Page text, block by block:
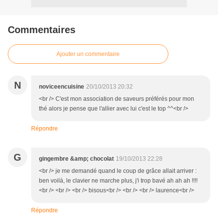
Commentaires
Ajouter un commentaire
N noviceencuisine 20/10/2013 20:32
<br /> C'est mon association de saveurs préférés pour mon
thé alors je pense que l'allier avec lui c'est le top ^^<br />
Répondre
G gingembre &amp; chocolat 19/10/2013 22:28
<br /> je me demandé quand le coup de grâce allait arriver :
ben voilà, le clavier ne marche plus, j'i trop bavé ah ah ah !!!!
<br /> <br /> <br /> bisous<br /> <br /> <br /> laurence<br />
Répondre